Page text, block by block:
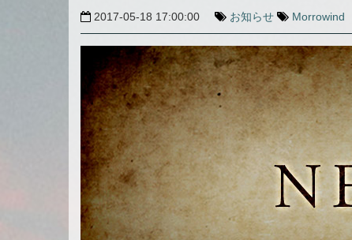
2017-05-18 17:00:00 お知らせ Morrowind